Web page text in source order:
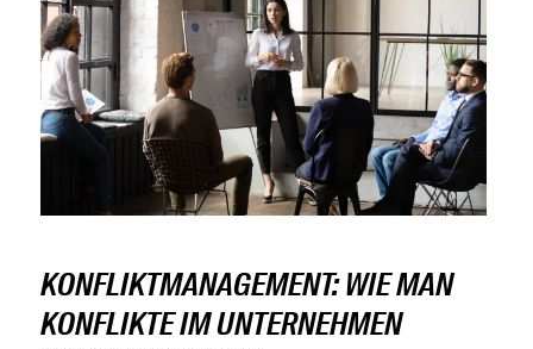
KONFLIKTMANAGEMENT: WIE MAN
KONFLIKTE IM UNTERNEHMEN